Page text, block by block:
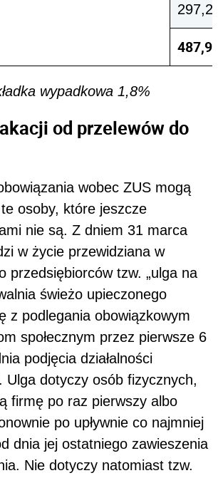
297,28
487,90
wypadkowa 1,8%
od przelewów do
wobec ZUS mogą
osoby, które jeszcze
nie są. Z dniem 31 marca
w życie przewidziana w
przedsiębiorców tzw. „ulga na
świeżo upieczonego
z podlegania obowiązkowym
społecznym przez pierwsze 6
podjęcia działalności
Ulga dotyczy osób fizycznych,
firmę po raz pierwszy albo
po upływnie co najmniej
dnia jej ostatniego zawieszenia
Nie dotyczy natomiast tzw.